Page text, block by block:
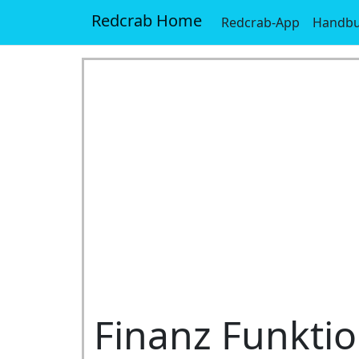
Redcrab Home Redcrab-App
Finanz